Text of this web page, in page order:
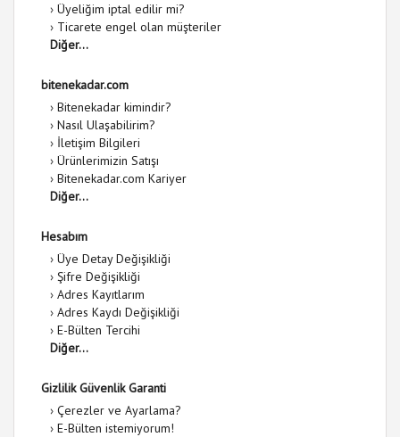
› Üyeliğim iptal edilir mi?
› Ticarete engel olan müşteriler
Diğer...
bitenekadar.com
› Bitenekadar kimindir?
› Nasıl Ulaşabilirim?
› İletişim Bilgileri
› Ürünlerimizin Satışı
› Bitenekadar.com Kariyer
Diğer...
Hesabım
› Üye Detay Değişikliği
› Şifre Değişikliği
› Adres Kayıtlarım
› Adres Kaydı Değişikliği
› E-Bülten Tercihi
Diğer...
Gizlilik Güvenlik Garanti
› Çerezler ve Ayarlama?
› E-Bülten istemiyorum!